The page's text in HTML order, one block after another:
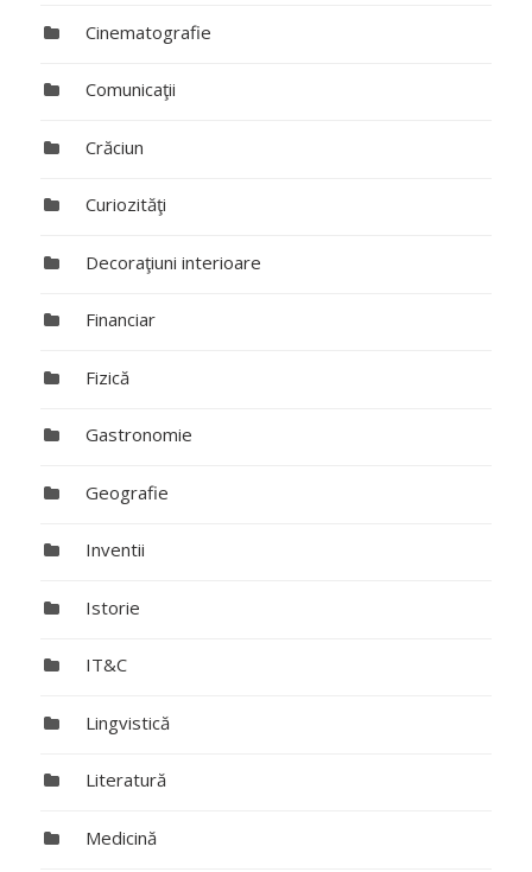
Cinematografie
Comunicaţii
Crăciun
Curiozităţi
Decoraţiuni interioare
Financiar
Fizică
Gastronomie
Geografie
Inventii
Istorie
IT&C
Lingvistică
Literatură
Medicină